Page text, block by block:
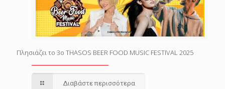
Πλησιάζει το 3o THASOS BEER FOOD MUSIC FESTIVAL 2025
Διαβάστε περισσότερα